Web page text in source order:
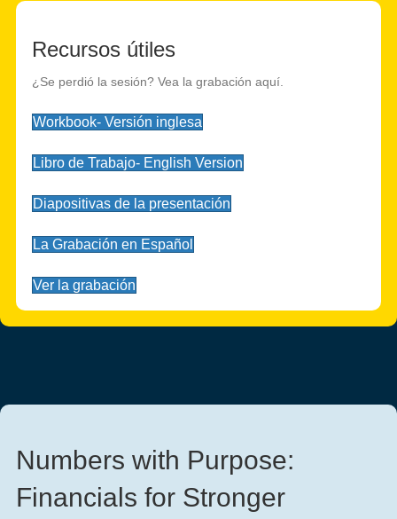
Recursos útiles
¿Se perdió la sesión? Vea la grabación aquí.
Workbook- Versión inglesa
Libro de Trabajo- English Version
Diapositivas de la presentación
La Grabación en Español
Ver la grabación
Numbers with Purpose:
Financials for Stronger